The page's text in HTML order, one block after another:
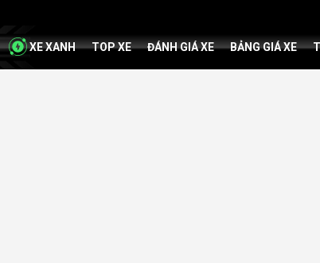
XE XANH TOP XE ĐÁNH GIÁ XE BẢNG GIÁ XE